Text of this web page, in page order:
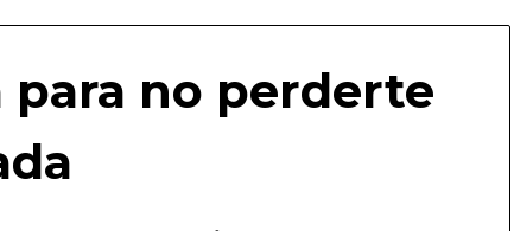
para no perderte